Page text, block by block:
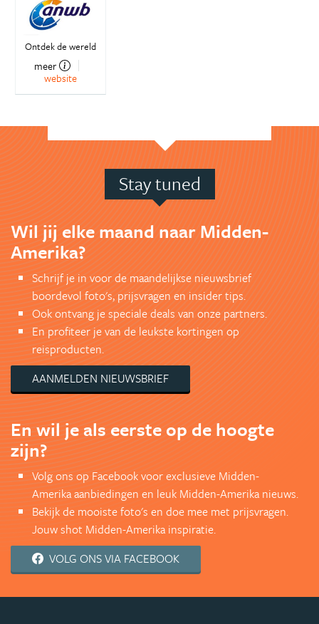
Ontdek de wereld
meer
website
Stay tuned
Wil jij elke maand naar Midden-
Amerika?
Schrijf je in voor de maandelijkse nieuwsbrief
boordevol foto's, prijsvragen en insider tips.
Ook ontvang je speciale deals van onze partners.
En profiteer je van de leukste kortingen op
reisproducten.
AANMELDEN NIEUWSBRIEF
En wil je als eerste op de hoogte
zijn?
Volg ons op Facebook voor exclusieve Midden-
Amerika aanbiedingen en leuk Midden-Amerika nieuws.
Bekijk de mooiste foto's en doe mee met prijsvragen.
Jouw shot Midden-Amerika inspiratie.
VOLG ONS VIA FACEBOOK